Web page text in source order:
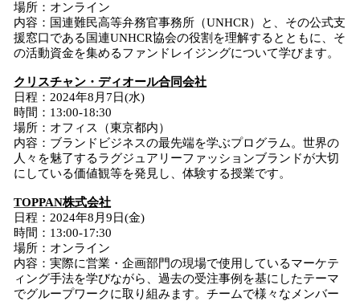
場所：オンライン
内容：国連難民高等弁務官事務所（UNHCR）と、その公式支
援窓口である国連UNHCR協会の役割を理解するとともに、そ
の活動資金を集めるファンドレイジングについて学びます。
クリスチャン・ディオール合同会社
日程：2024年8月7日(水)
時間：13:00-18:30
場所：オフィス（東京都内）
内容：ブランドビジネスの最先端を学ぶプログラム。世界の
人々を魅了するラグジュアリーファッションブランドが大切
にしている価値観等を発見し、体験する授業です。
TOPPAN株式会社
日程：2024年8月9日(金)
時間：13:00-17:30
場所：オンライン
内容：実際に営業・企画部門の現場で使用しているマーケテ
ィング手法を学びながら、過去の受注事例を基にしたテーマ
でグループワークに取り組みます。チームで様々なメンバー